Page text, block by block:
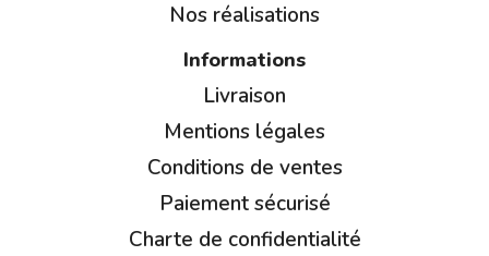
Nos réalisations
Informations
Livraison
Mentions légales
Conditions de ventes
Paiement sécurisé
Charte de confidentialité